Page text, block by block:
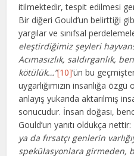
itilmektedir, tespit edilmesi
Bir diğeri Gould’un belirttiği
yargılar ve sınıfsal
eleştirdiğimiz şeyleri
Acımasızlık, saldırganlık,
kötülük…”[10]’ün bu
uygarlığımızın insanlığa
anlayış yukarıda aktarılmış
sonucudur. İnsan doğası,
Gould’un yanıtı oldukça nettir:
ya da fırsatçı genlerin
spekülasyonlara girmeden,